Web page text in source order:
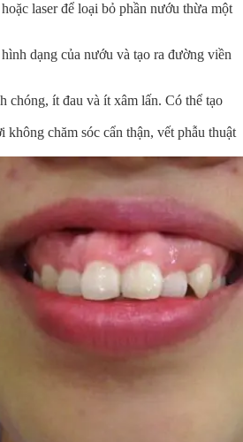
laser để loại bỏ phần nướu thừa một
dạng của nướu và tạo ra đường viền
chóng, ít đau và ít xâm lấn. Có thể tạo
chăm sóc cẩn thận, vết phẫu thuật